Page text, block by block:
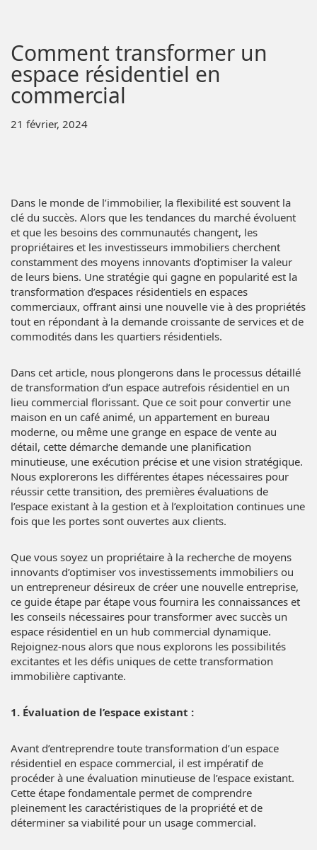
Comment transformer un
espace résidentiel en
commercial
21 février, 2024
Dans le monde de l’immobilier, la flexibilité est souvent la
clé du succès. Alors que les tendances du marché évoluent
et que les besoins des communautés changent, les
propriétaires et les investisseurs immobiliers cherchent
constamment des moyens innovants d’optimiser la valeur
de leurs biens. Une stratégie qui gagne en popularité est la
transformation d’espaces résidentiels en espaces
commerciaux, offrant ainsi une nouvelle vie à des propriétés
tout en répondant à la demande croissante de services et de
commodités dans les quartiers résidentiels.
Dans cet article, nous plongerons dans le processus détaillé
de transformation d’un espace autrefois résidentiel en un
lieu commercial florissant. Que ce soit pour convertir une
maison en un café animé, un appartement en bureau
moderne, ou même une grange en espace de vente au
détail, cette démarche demande une planification
minutieuse, une exécution précise et une vision stratégique.
Nous explorerons les différentes étapes nécessaires pour
réussir cette transition, des premières évaluations de
l’espace existant à la gestion et à l’exploitation continues une
fois que les portes sont ouvertes aux clients.
Que vous soyez un propriétaire à la recherche de moyens
innovants d’optimiser vos investissements immobiliers ou
un entrepreneur désireux de créer une nouvelle entreprise,
ce guide étape par étape vous fournira les connaissances et
les conseils nécessaires pour transformer avec succès un
espace résidentiel en un hub commercial dynamique.
Rejoignez-nous alors que nous explorons les possibilités
excitantes et les défis uniques de cette transformation
immobilière captivante.
1. Évaluation de l’espace existant :
Avant d’entreprendre toute transformation d’un espace
résidentiel en espace commercial, il est impératif de
procéder à une évaluation minutieuse de l’espace existant.
Cette étape fondamentale permet de comprendre
pleinement les caractéristiques de la propriété et de
déterminer sa viabilité pour un usage commercial.